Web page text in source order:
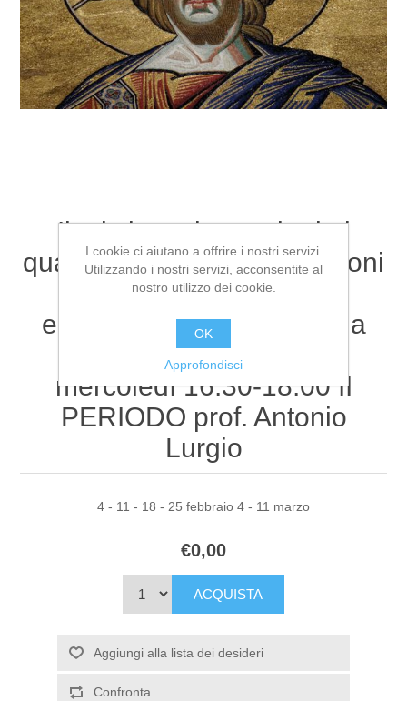
Il cristianesimo nei primi
quattro secoli. Fra discussioni
teologiche e concili
ecumenici: una storia sulla
pluralità del credere
mercoledì 16.30-18.00 II
PERIODO prof. Antonio
Lurgio
4 - 11 - 18 - 25 febbraio 4 - 11 marzo
€0,00
ACQUISTA
Aggiungi alla lista dei desideri
Confronta
I cookie ci aiutano a offrire i nostri servizi.
Utilizzando i nostri servizi, acconsentite al
nostro utilizzo dei cookie.
OK
Approfondisci